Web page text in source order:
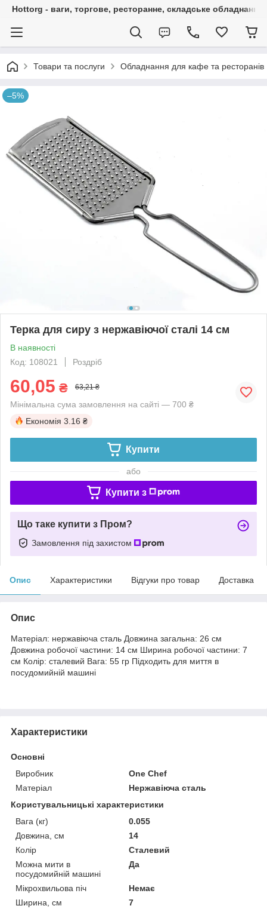
Hottorg - ваги, торгове, ресторанне, складське обладнання
Товари та послуги Обладнання для кафе та ресторанів
–5%
Терка для сиру з нержавіючої сталі 14 см
В наявності
Код: 108021
Роздріб
60,05 ₴ 63,21 ₴
Мінімальна сума замовлення на сайті — 700 ₴
Економія 3.16 ₴
Купити
або
Купити з
Що таке купити з Пром?
Замовлення під захистом
Опис Характеристики Відгуки про товар Доставка
Опис
Матеріал: нержавіюча сталь Довжина загальна: 26 см
Довжина робочої частини: 14 см Ширина робочої частини: 7
см Колір: сталевий Вага: 55 гр Підходить для миття в
посудомийній машині
Характеристики
Основні
Виробник
One Chef
Матеріал
Нержавіюча сталь
Користувальницькі характеристики
Вага (кг)
0.055
Довжина, см
14
Колір
Сталевий
Можна мити в
посудомийній машині
Да
Мікрохвильова піч
Немає
Ширина, см
7